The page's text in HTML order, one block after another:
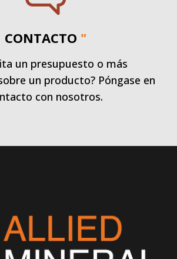
CONTACTO "
un presupuesto o más
un producto? Póngase en
con nosotros.